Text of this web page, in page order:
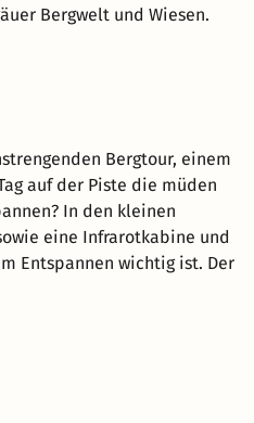
Bergwelt und Wiesen.
Bergtour, einem
auf der Piste die müden
In den kleinen
eine Infrarotkabine und
Entspannen wichtig ist. Der